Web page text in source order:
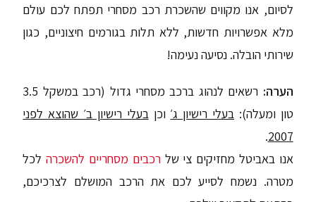
לסיום, אנו מקווים שהשכרת רכב מסחרי תפתח לכם עולם
מלא אפשרויות חדשות, ללא תלות בגורמים חיצוניים, כגון
שירותי הובלה. נסיעה נעימה!
הערה:
רשאים לנהוג ברכב מסחרי גדול (רכב במשקל 3.5
טון ומעלה):בעלי רישיון ג׳ וכןבעלי רישיון ב׳ שהוצא לפני
2007
.
אנו באביטל מחזיקים צי שלרכבים מסחריים להשכרהלכל
מטרה. נשמח לסייע לכם את הרכב המושלם לצרכיכם,